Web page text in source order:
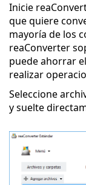
Inicie
que quiere
mayoría de los
reaConverter
puede ahorrar
realizar
Seleccione
y suelte